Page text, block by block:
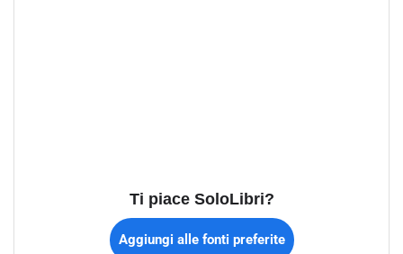
Ti piace SoloLibri?
Aggiungi alle fonti preferite